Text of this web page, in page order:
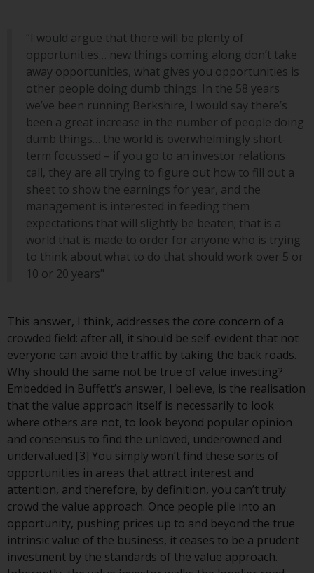
Vertrieb in jenen
Gerichtsbarkeiten bestimmt, in
denen und an diejenigen
Personen, denen das Anbieten
solcher Produkte und
Dienstleistungen gestattet ist.
Informationen für Anleger in der
Schweiz
Dies ist ein Werbedokument.
Die Informationen auf den
kollektive Kapitalanlagen, die von
RWC Asset Management LLP oder
einem ihrer verbundenen
Unternehmen verwaltet werden
(die „von Redwheel verwalteten
Fonds“). Einige der von Redwheel
verwalteten Fonds, auf die auf
dieser Website verwiesen wird,
wurden nicht von der
Eidgenössischen
Finanzmarktaufsicht („FINMA“)
zugelassen und Anleger genießen
daher nicht den vollen
Anlegerschutz nach dem
Bundesgesetz über die
“I would argue that there will be plenty of
opportunities… new things coming along don’t take
away opportunities, what gives you opportunities is
other people doing dumb things. In the 58 years
we’ve been running Berkshire, I would say there’s
been a great increase in the number of people doing
dumb things… the world is overwhelmingly short-
term focussed – if you go to an investor relations
call, they are all trying to figure out how to fill out a
sheet to show the earnings for year, and the
management is interested in feeding them
expectations that will slightly be beaten; that is a
world that is made to order for anyone who is trying
to think about what to do that should work over 5 or
10 or 20 years"
This answer, I think, addresses the core concern of a
crowded field: after all, it should be self-evident that not
everyone can avoid the traffic by taking the back roads.
Why should the same not be true of value investing?
Embedded in Buffett’s answer, I believe, is the realisation
that the value approach itself is necessarily to look
where others are not, to look beyond popular opinion
and consensus to find the unloved, underowned and
undervalued.[3] You simply won’t find these sorts of
opportunities in areas that attract interest and
attention, and therefore, by definition, you can’t truly
crowd the value approach. Once people pile into an
opportunity, pushing prices up to and beyond the true
intrinsic value of the business, it ceases to be a prudent
investment by the standards of the value approach.